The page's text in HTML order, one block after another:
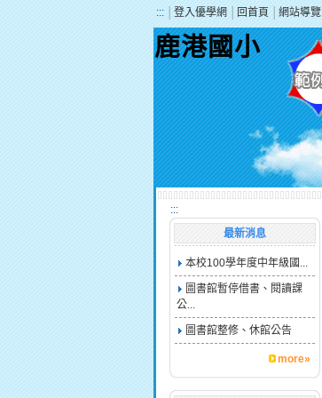
::: 登入優學網 回首頁 網站導覽
鹿港國小
:::
最新消息
本校100學年度中年級國...
圖書館暫停借書、閱讀課
公...
圖書館整修、休館公告
more»